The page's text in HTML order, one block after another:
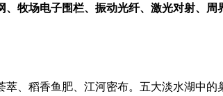
牧场电子围栏、振动光纤、激光对射、周
、稻香鱼肥、江河密布。五大淡水湖中的